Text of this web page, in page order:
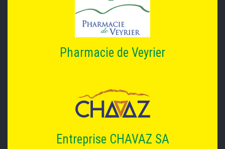
Pharmacie de Veyrier
Entreprise CHAVAZ SA